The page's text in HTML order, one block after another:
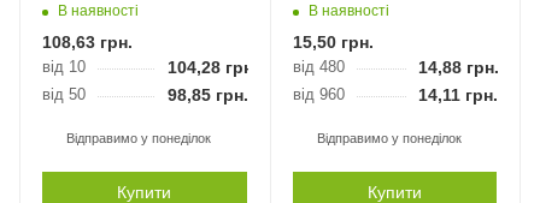
В наявності
108,63 грн.
від 10 104,28 грн.
від 50 98,85 грн.
Відправимо у понеділок
Купити
В наявності
15,50грн.
від 480 14,88грн.
від 960 14,11 грн.
Відправимо у понеділок
Купити